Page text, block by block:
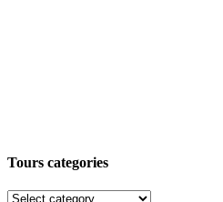
Tours categories